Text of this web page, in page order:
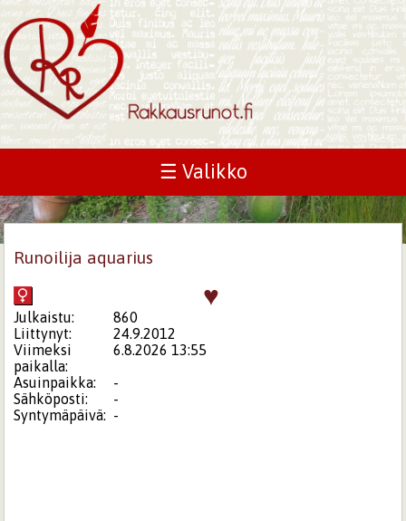
☰ Valikko
Runoilija aquarius
♥
Julkaistu:
860
Liittynyt:
24.9.2012
Viimeksi
paikalla:
6.8.2026 13:55
Asuinpaikka:
-
Sähköposti:
-
Syntymäpäivä: -